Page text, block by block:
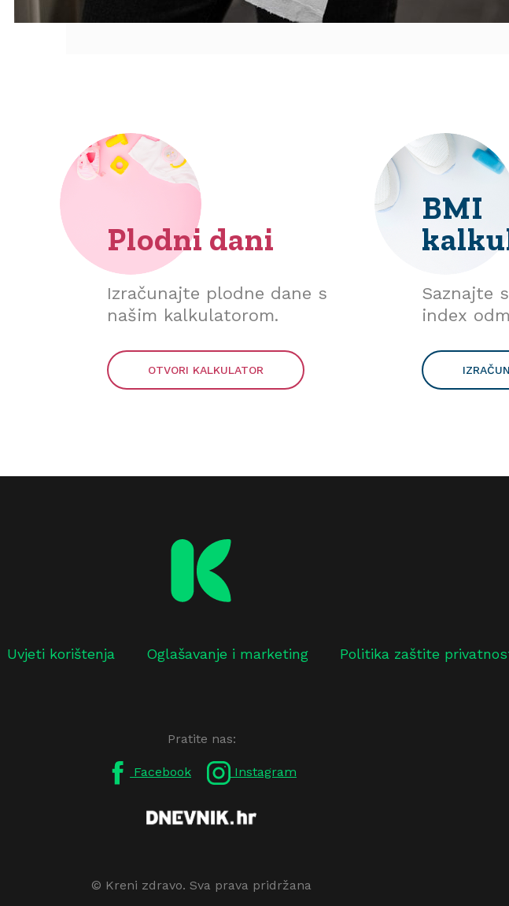
Plodni dani
Izračunajte plodne dane s
našim kalkulatorom.
OTVORI KALKULATOR
BMI
Saznajte
index
Uvjeti korištenja Oglašavanje i marketing Politika zaštite
Pratite nas:
Facebook Instagram
© Kreni zdravo. Sva prava pridržana